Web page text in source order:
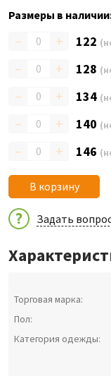
Размеры в
– + 122
– + 128
– + 134
– + 140
– + 146
В корзину
Задать
Торговая марка:
Пол:
Категория одежды: